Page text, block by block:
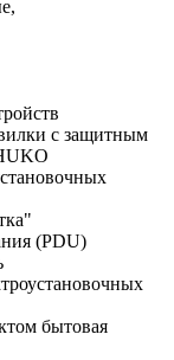
с защитным
(PDU)
бытовая